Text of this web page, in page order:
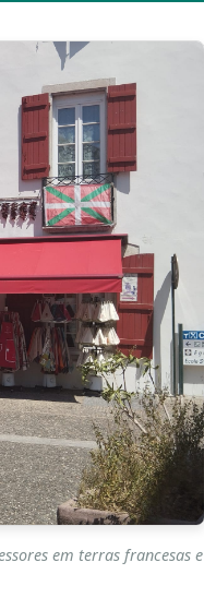
em terras francesas e